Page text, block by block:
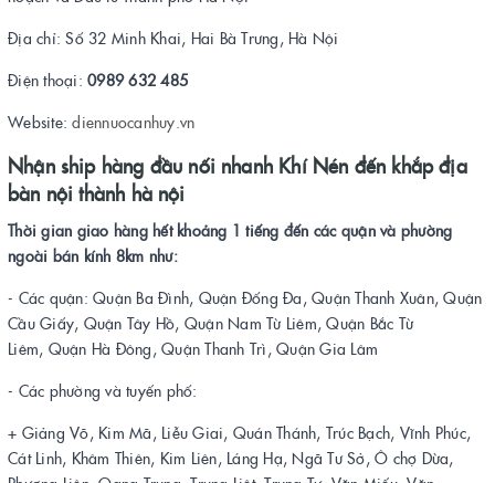
Địa chỉ: Số 32 Minh Khai, Hai Bà Trưng, Hà Nội
Điện thoại: 0989 632 485
Website:diennuocanhuy.vn
Nhận ship hàng đầu nối nhanh Khí Nén đến khắp địa
bàn nội thành hà nội
Thời gian giao hàng hết khoảng 1 tiếng đến các quận và phường
ngoài bán kính 8km như:
- Các quận: Quận Ba Đình, Quận Đống Đa, Quận Thanh Xuân, Quận
Cầu Giấy, Quận Tây Hồ, Quận Nam Từ Liêm, Quận Bắc Từ
Liêm, Quận Hà Đông, Quận Thanh Trì, Quận Gia Lâm
- Các phường và tuyến phố:
+ Giảng Võ, Kim Mã, Liễu Giai, Quán Thánh, Trúc Bạch, Vĩnh Phúc,
Cát Linh, Khâm Thiên, Kim Liên, Láng Hạ, Ngã Tư Sở, Ô chợ Dừa,